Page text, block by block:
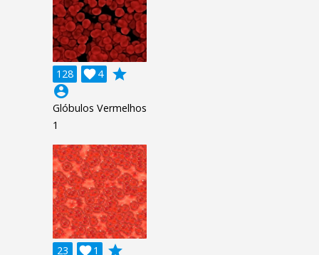
128 4

grade
account_circle
Glóbulos Vermelhos
1
23 1

grade